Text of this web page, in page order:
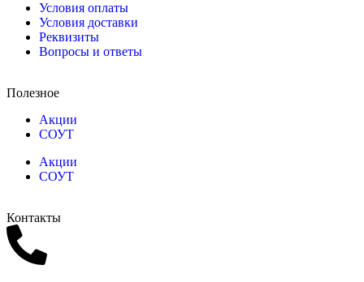
Условия оплаты
Условия доставки
Реквизиты
Вопросы и ответы
Полезное
Акции
СОУТ
Акции
СОУТ
Контакты